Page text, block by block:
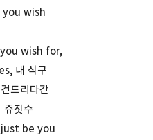
you wish
wish for,
내 식구
드리다간
쥬짓수
be you